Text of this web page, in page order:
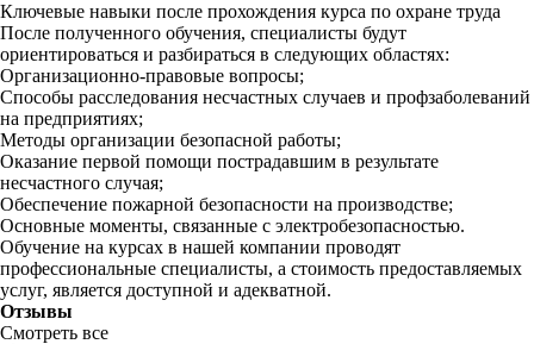
Ключевые навыки после прохождения курса по охране труда
После полученного обучения, специалисты будут
ориентироваться и разбираться в следующих областях:
Организационно-правовые вопросы;
Способы расследования несчастных случаев и профзаболеваний
на предприятиях;
Методы организации безопасной работы;
Оказание первой помощи пострадавшим в результате
несчастного случая;
Обеспечение пожарной безопасности на производстве;
Основные моменты, связанные с электробезопасностью.
Обучение на курсах в нашей компании проводят
профессиональные специалисты, а стоимость предоставляемых
услуг, является доступной и адекватной.
Отзывы
Смотреть все